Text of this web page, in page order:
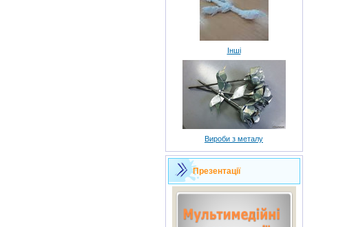
Інші
Вироби з металу
Презентації